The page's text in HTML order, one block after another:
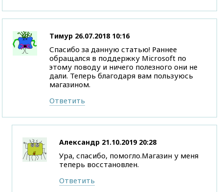
Тимур 26.07.2018 10:16
Спасибо за данную статью! Раннее
обращался в поддержку Microsoft по
этому поводу и ничего полезного они не
дали. Теперь благодаря вам пользуюсь
магазином.
Ответить
Александр 21.10.2019 20:28
Ура, спасибо, помогло.Магазин у меня
теперь восстановлен.
Ответить